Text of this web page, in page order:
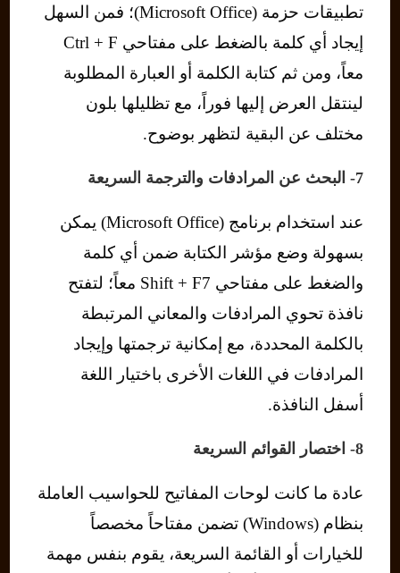
تطبيقات حزمة (Microsoft Office)؛ فمن السهل
إيجاد أي كلمة بالضغط على مفتاحي Ctrl + F
معاً، ومن ثم كتابة الكلمة أو العبارة المطلوبة
لينتقل العرض إليها فوراً، مع تظليلها بلون
مختلف عن البقية لتظهر بوضوح.
7- البحث عن المرادفات والترجمة السريعة
عند استخدام برنامج (Microsoft Office) يمكن
بسهولة وضع مؤشر الكتابة ضمن أي كلمة
والضغط على مفتاحي Shift + F7 معاً؛ لتفتح
نافذة تحوي المرادفات والمعاني المرتبطة
بالكلمة المحددة، مع إمكانية ترجمتها وإيجاد
المرادفات في اللغات الأخرى باختيار اللغة
أسفل النافذة.
8- اختصار القوائم السريعة
عادة ما كانت لوحات المفاتيح للحواسيب العاملة
بنظام (Windows) تضمن مفتاحاً مخصصاً
للخيارات أو القائمة السريعة، يقوم بنفس مهمة